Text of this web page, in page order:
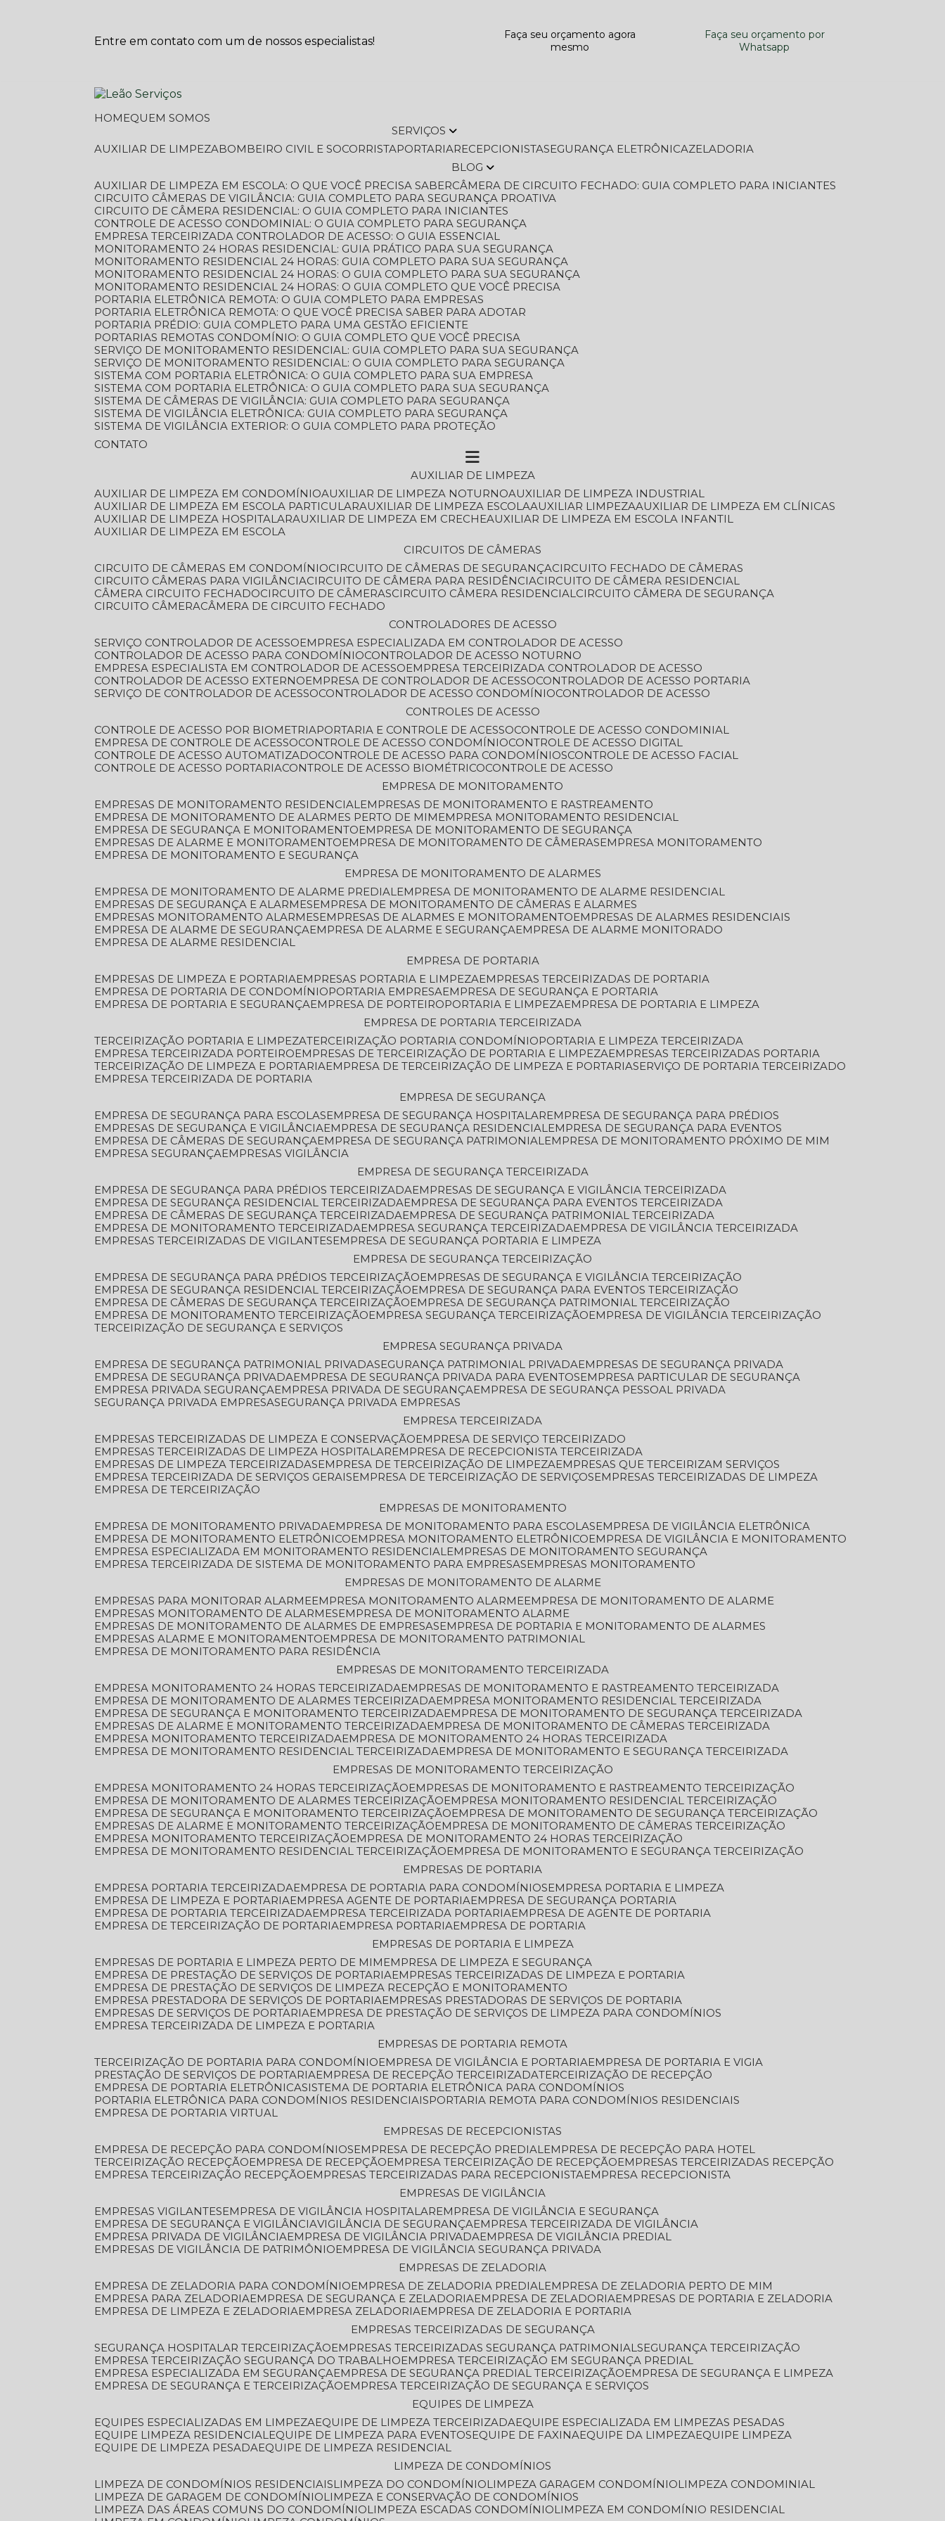
Entre em contato com um de nossos especialistas!
Faça seu orçamento agora
mesmo
Faça seu orçamento por
Whatsapp
HOME
QUEM SOMOS
SERVIÇOS
AUXILIAR DE LIMPEZA
BOMBEIRO CIVIL E SOCORRISTA PORTARIA RECEPCIONISTA SEGURANÇA ELETRÔNICA
ZELADORIA
BLOG
AUXILIAR DE LIMPEZA EM ESCOLA: O QUE VOCÊ PRECISA SABER
CÂMERA DE CIRCUITO FECHADO: GUIA COMPLETO PARA INICIANTES
CIRCUITO CÂMERAS DE VIGILÂNCIA: GUIA COMPLETO PARA SEGURANÇA PROATIVA
CIRCUITO DE CÂMERA RESIDENCIAL: O GUIA COMPLETO PARA INICIANTES
CONTROLE DE ACESSO CONDOMINIAL: O GUIA COMPLETO PARA SEGURANÇA
EMPRESA TERCEIRIZADA CONTROLADOR DE ACESSO: O GUIA ESSENCIAL
MONITORAMENTO 24 HORAS RESIDENCIAL: GUIA PRÁTICO PARA SUA SEGURANÇA
MONITORAMENTO RESIDENCIAL 24 HORAS: GUIA COMPLETO PARA SUA SEGURANÇA
MONITORAMENTO RESIDENCIAL 24 HORAS: O GUIA COMPLETO PARA SUA SEGURANÇA
MONITORAMENTO RESIDENCIAL 24 HORAS: O GUIA COMPLETO QUE VOCÊ PRECISA
PORTARIA ELETRÔNICA REMOTA: O GUIA COMPLETO PARA EMPRESAS
PORTARIA ELETRÔNICA REMOTA: O QUE VOCÊ PRECISA SABER PARA ADOTAR
PORTARIA PRÉDIO: GUIA COMPLETO PARA UMA GESTÃO EFICIENTE
PORTARIAS REMOTAS CONDOMÍNIO: O GUIA COMPLETO QUE VOCÊ PRECISA
SERVIÇO DE MONITORAMENTO RESIDENCIAL: GUIA COMPLETO PARA SUA SEGURANÇA
SERVIÇO DE MONITORAMENTO RESIDENCIAL: O GUIA COMPLETO PARA SEGURANÇA
SISTEMA COM PORTARIA ELETRÔNICA: O GUIA COMPLETO PARA SUA EMPRESA
SISTEMA COM PORTARIA ELETRÔNICA: O GUIA COMPLETO PARA SUA SEGURANÇA
SISTEMA DE CÂMERAS DE VIGILÂNCIA: GUIA COMPLETO PARA SEGURANÇA
SISTEMA DE VIGILÂNCIA ELETRÔNICA: GUIA COMPLETO PARA SEGURANÇA
SISTEMA DE VIGILÂNCIA EXTERIOR: O GUIA COMPLETO PARA PROTEÇÃO
CONTATO
AUXILIAR DE LIMPEZA
AUXILIAR DE LIMPEZA EM CONDOMÍNIO
AUXILIAR DE LIMPEZA NOTURNO
AUXILIAR DE LIMPEZA INDUSTRIAL
AUXILIAR DE LIMPEZA EM ESCOLA PARTICULAR
AUXILIAR DE LIMPEZA ESCOLA AUXILIAR LIMPEZA
AUXILIAR DE LIMPEZA EM CLÍNICAS
AUXILIAR DE LIMPEZA HOSPITALAR
AUXILIAR DE LIMPEZA EM CRECHE
AUXILIAR DE LIMPEZA EM ESCOLA INFANTIL
AUXILIAR DE LIMPEZA EM ESCOLA
CIRCUITOS DE CÂMERAS
CIRCUITO DE CÂMERAS EM CONDOMÍNIO
CIRCUITO DE CÂMERAS DE SEGURANÇA
CIRCUITO FECHADO DE CÂMERAS
CIRCUITO CÂMERAS PARA VIGILÂNCIA
CIRCUITO DE CÂMERA PARA RESIDÊNCIA
CIRCUITO DE CÂMERA RESIDENCIAL
CÂMERA CIRCUITO FECHADO
CIRCUITO DE CÂMERAS CIRCUITO CÂMERA RESIDENCIAL
CIRCUITO CÂMERA DE SEGURANÇA
CIRCUITO CÂMERA
CÂMERA DE CIRCUITO FECHADO
CONTROLADORES DE ACESSO
SERVIÇO CONTROLADOR DE ACESSO
EMPRESA ESPECIALIZADA EM CONTROLADOR DE ACESSO
CONTROLADOR DE ACESSO PARA CONDOMÍNIO
CONTROLADOR DE ACESSO NOTURNO
EMPRESA ESPECIALISTA EM CONTROLADOR DE ACESSO
EMPRESA TERCEIRIZADA CONTROLADOR DE ACESSO
CONTROLADOR DE ACESSO EXTERNO
EMPRESA DE CONTROLADOR DE ACESSO
CONTROLADOR DE ACESSO PORTARIA
SERVIÇO DE CONTROLADOR DE ACESSO
CONTROLADOR DE ACESSO CONDOMÍNIO
CONTROLADOR DE ACESSO
CONTROLES DE ACESSO
CONTROLE DE ACESSO POR BIOMETRIA
PORTARIA E CONTROLE DE ACESSO
CONTROLE DE ACESSO CONDOMINIAL
EMPRESA DE CONTROLE DE ACESSO
CONTROLE DE ACESSO CONDOMÍNIO
CONTROLE DE ACESSO DIGITAL
CONTROLE DE ACESSO AUTOMATIZADO
CONTROLE DE ACESSO PARA CONDOMÍNIOS
CONTROLE DE ACESSO FACIAL
CONTROLE DE ACESSO PORTARIA CONTROLE DE ACESSO BIOMÉTRICO
CONTROLE DE ACESSO
EMPRESA DE MONITORAMENTO
EMPRESAS DE MONITORAMENTO RESIDENCIAL
EMPRESAS DE MONITORAMENTO E RASTREAMENTO
EMPRESA DE MONITORAMENTO DE ALARMES PERTO DE MIM
EMPRESA MONITORAMENTO RESIDENCIAL
EMPRESA DE SEGURANÇA E MONITORAMENTO
EMPRESA DE MONITORAMENTO DE SEGURANÇA
EMPRESAS DE ALARME E MONITORAMENTO
EMPRESA DE MONITORAMENTO DE CÂMERAS
EMPRESA MONITORAMENTO
EMPRESA DE MONITORAMENTO E SEGURANÇA
EMPRESA DE MONITORAMENTO DE ALARMES
EMPRESA DE MONITORAMENTO DE ALARME PREDIAL
EMPRESA DE MONITORAMENTO DE ALARME RESIDENCIAL
EMPRESAS DE SEGURANÇA E ALARMES
EMPRESA DE MONITORAMENTO DE CÂMERAS E ALARMES
EMPRESAS MONITORAMENTO ALARMES
EMPRESAS DE ALARMES E MONITORAMENTO
EMPRESAS DE ALARMES RESIDENCIAIS
EMPRESA DE ALARME DE SEGURANÇA
EMPRESA DE ALARME E SEGURANÇA
EMPRESA DE ALARME MONITORADO
EMPRESA DE ALARME RESIDENCIAL
EMPRESA DE PORTARIA
EMPRESAS DE LIMPEZA E PORTARIA
EMPRESAS PORTARIA E LIMPEZA
EMPRESAS TERCEIRIZADAS DE PORTARIA
EMPRESA DE PORTARIA DE CONDOMÍNIO
PORTARIA EMPRESA
EMPRESA DE SEGURANÇA E PORTARIA
EMPRESA DE PORTARIA E SEGURANÇA
EMPRESA DE PORTEIRO PORTARIA E LIMPEZA
EMPRESA DE PORTARIA E LIMPEZA
EMPRESA DE PORTARIA TERCEIRIZADA
TERCEIRIZAÇÃO PORTARIA E LIMPEZA TERCEIRIZAÇÃO PORTARIA CONDOMÍNIO
PORTARIA E LIMPEZA TERCEIRIZADA
EMPRESA TERCEIRIZADA PORTEIRO
EMPRESAS DE TERCEIRIZAÇÃO DE PORTARIA E LIMPEZA
EMPRESAS TERCEIRIZADAS PORTARIA
TERCEIRIZAÇÃO DE LIMPEZA E PORTARIA
EMPRESA DE TERCEIRIZAÇÃO DE LIMPEZA E PORTARIA SERVIÇO DE PORTARIA TERCEIRIZADO
EMPRESA TERCEIRIZADA DE PORTARIA
EMPRESA DE SEGURANÇA
EMPRESA DE SEGURANÇA PARA ESCOLAS
EMPRESA DE SEGURANÇA HOSPITALAR
EMPRESA DE SEGURANÇA PARA PRÉDIOS
EMPRESAS DE SEGURANÇA E VIGILÂNCIA
EMPRESA DE SEGURANÇA RESIDENCIAL
EMPRESA DE SEGURANÇA PARA EVENTOS
EMPRESA DE CÂMERAS DE SEGURANÇA
EMPRESA DE SEGURANÇA PATRIMONIAL
EMPRESA DE MONITORAMENTO PRÓXIMO DE MIM
EMPRESA SEGURANÇA
EMPRESAS VIGILÂNCIA
EMPRESA DE SEGURANÇA TERCEIRIZADA
EMPRESA DE SEGURANÇA PARA PRÉDIOS TERCEIRIZADA
EMPRESAS DE SEGURANÇA E VIGILÂNCIA TERCEIRIZADA
EMPRESA DE SEGURANÇA RESIDENCIAL TERCEIRIZADA
EMPRESA DE SEGURANÇA PARA EVENTOS TERCEIRIZADA
EMPRESA DE CÂMERAS DE SEGURANÇA TERCEIRIZADA
EMPRESA DE SEGURANÇA PATRIMONIAL TERCEIRIZADA
EMPRESA DE MONITORAMENTO TERCEIRIZADA
EMPRESA SEGURANÇA TERCEIRIZADA
EMPRESA DE VIGILÂNCIA TERCEIRIZADA
EMPRESAS TERCEIRIZADAS DE VIGILANTES
EMPRESA DE SEGURANÇA PORTARIA E LIMPEZA
EMPRESA DE SEGURANÇA TERCEIRIZAÇÃO
EMPRESA DE SEGURANÇA PARA PRÉDIOS TERCEIRIZAÇÃO
EMPRESAS DE SEGURANÇA E VIGILÂNCIA TERCEIRIZAÇÃO
EMPRESA DE SEGURANÇA RESIDENCIAL TERCEIRIZAÇÃO
EMPRESA DE SEGURANÇA PARA EVENTOS TERCEIRIZAÇÃO
EMPRESA DE CÂMERAS DE SEGURANÇA TERCEIRIZAÇÃO
EMPRESA DE SEGURANÇA PATRIMONIAL TERCEIRIZAÇÃO
EMPRESA DE MONITORAMENTO TERCEIRIZAÇÃO
EMPRESA SEGURANÇA TERCEIRIZAÇÃO
EMPRESA DE VIGILÂNCIA TERCEIRIZAÇÃO
TERCEIRIZAÇÃO DE SEGURANÇA E SERVIÇOS
EMPRESA SEGURANÇA PRIVADA
EMPRESA DE SEGURANÇA PATRIMONIAL PRIVADA SEGURANÇA PATRIMONIAL PRIVADA
EMPRESAS DE SEGURANÇA PRIVADA
EMPRESA DE SEGURANÇA PRIVADA
EMPRESA DE SEGURANÇA PRIVADA PARA EVENTOS
EMPRESA PARTICULAR DE SEGURANÇA
EMPRESA PRIVADA SEGURANÇA
EMPRESA PRIVADA DE SEGURANÇA
EMPRESA DE SEGURANÇA PESSOAL PRIVADA
SEGURANÇA PRIVADA EMPRESA SEGURANÇA PRIVADA EMPRESAS
EMPRESA TERCEIRIZADA
EMPRESAS TERCEIRIZADAS DE LIMPEZA E CONSERVAÇÃO
EMPRESA DE SERVIÇO TERCEIRIZADO
EMPRESAS TERCEIRIZADAS DE LIMPEZA HOSPITALAR
EMPRESA DE RECEPCIONISTA TERCEIRIZADA
EMPRESAS DE LIMPEZA TERCEIRIZADAS
EMPRESA DE TERCEIRIZAÇÃO DE LIMPEZA
EMPRESAS QUE TERCEIRIZAM SERVIÇOS
EMPRESA TERCEIRIZADA DE SERVIÇOS GERAIS
EMPRESA DE TERCEIRIZAÇÃO DE SERVIÇOS
EMPRESAS TERCEIRIZADAS DE LIMPEZA
EMPRESA DE TERCEIRIZAÇÃO
EMPRESAS DE MONITORAMENTO
EMPRESA DE MONITORAMENTO PRIVADA
EMPRESA DE MONITORAMENTO PARA ESCOLAS
EMPRESA DE VIGILÂNCIA ELETRÔNICA
EMPRESA DE MONITORAMENTO ELETRÔNICO
EMPRESA MONITORAMENTO ELETRÔNICO
EMPRESA DE VIGILÂNCIA E MONITORAMENTO
EMPRESA ESPECIALIZADA EM MONITORAMENTO RESIDENCIAL
EMPRESAS DE MONITORAMENTO SEGURANÇA
EMPRESA TERCEIRIZADA DE SISTEMA DE MONITORAMENTO PARA EMPRESAS
EMPRESAS MONITORAMENTO
EMPRESAS DE MONITORAMENTO DE ALARME
EMPRESAS PARA MONITORAR ALARME
EMPRESA MONITORAMENTO ALARME
EMPRESA DE MONITORAMENTO DE ALARME
EMPRESAS MONITORAMENTO DE ALARMES
EMPRESA DE MONITORAMENTO ALARME
EMPRESAS DE MONITORAMENTO DE ALARMES DE EMPRESAS
EMPRESA DE PORTARIA E MONITORAMENTO DE ALARMES
EMPRESAS ALARME E MONITORAMENTO
EMPRESA DE MONITORAMENTO PATRIMONIAL
EMPRESA DE MONITORAMENTO PARA RESIDÊNCIA
EMPRESAS DE MONITORAMENTO TERCEIRIZADA
EMPRESA MONITORAMENTO 24 HORAS TERCEIRIZADA
EMPRESAS DE MONITORAMENTO E RASTREAMENTO TERCEIRIZADA
EMPRESA DE MONITORAMENTO DE ALARMES TERCEIRIZADA
EMPRESA MONITORAMENTO RESIDENCIAL TERCEIRIZADA
EMPRESA DE SEGURANÇA E MONITORAMENTO TERCEIRIZADA
EMPRESA DE MONITORAMENTO DE SEGURANÇA TERCEIRIZADA
EMPRESAS DE ALARME E MONITORAMENTO TERCEIRIZADA
EMPRESA DE MONITORAMENTO DE CÂMERAS TERCEIRIZADA
EMPRESA MONITORAMENTO TERCEIRIZADA
EMPRESA DE MONITORAMENTO 24 HORAS TERCEIRIZADA
EMPRESA DE MONITORAMENTO RESIDENCIAL TERCEIRIZADA
EMPRESA DE MONITORAMENTO E SEGURANÇA TERCEIRIZADA
EMPRESAS DE MONITORAMENTO TERCEIRIZAÇÃO
EMPRESA MONITORAMENTO 24 HORAS TERCEIRIZAÇÃO
EMPRESAS DE MONITORAMENTO E RASTREAMENTO TERCEIRIZAÇÃO
EMPRESA DE MONITORAMENTO DE ALARMES TERCEIRIZAÇÃO
EMPRESA MONITORAMENTO RESIDENCIAL TERCEIRIZAÇÃO
EMPRESA DE SEGURANÇA E MONITORAMENTO TERCEIRIZAÇÃO
EMPRESA DE MONITORAMENTO DE SEGURANÇA TERCEIRIZAÇÃO
EMPRESAS DE ALARME E MONITORAMENTO TERCEIRIZAÇÃO
EMPRESA DE MONITORAMENTO DE CÂMERAS TERCEIRIZAÇÃO
EMPRESA MONITORAMENTO TERCEIRIZAÇÃO
EMPRESA DE MONITORAMENTO 24 HORAS TERCEIRIZAÇÃO
EMPRESA DE MONITORAMENTO RESIDENCIAL TERCEIRIZAÇÃO
EMPRESA DE MONITORAMENTO E SEGURANÇA TERCEIRIZAÇÃO
EMPRESAS DE PORTARIA
EMPRESA PORTARIA TERCEIRIZADA
EMPRESA DE PORTARIA PARA CONDOMÍNIOS
EMPRESA PORTARIA E LIMPEZA
EMPRESA DE LIMPEZA E PORTARIA
EMPRESA AGENTE DE PORTARIA
EMPRESA DE SEGURANÇA PORTARIA
EMPRESA DE PORTARIA TERCEIRIZADA
EMPRESA TERCEIRIZADA PORTARIA
EMPRESA DE AGENTE DE PORTARIA
EMPRESA DE TERCEIRIZAÇÃO DE PORTARIA
EMPRESA PORTARIA
EMPRESA DE PORTARIA
EMPRESAS DE PORTARIA E LIMPEZA
EMPRESAS DE PORTARIA E LIMPEZA PERTO DE MIM
EMPRESA DE LIMPEZA E SEGURANÇA
EMPRESA DE PRESTAÇÃO DE SERVIÇOS DE PORTARIA
EMPRESAS TERCEIRIZADAS DE LIMPEZA E PORTARIA
EMPRESA DE PRESTAÇÃO DE SERVIÇOS DE LIMPEZA RECEPÇÃO E MONITORAMENTO
EMPRESA PRESTADORA DE SERVIÇOS DE PORTARIA
EMPRESAS PRESTADORAS DE SERVIÇOS DE PORTARIA
EMPRESAS DE SERVIÇOS DE PORTARIA
EMPRESA DE PRESTAÇÃO DE SERVIÇOS DE LIMPEZA PARA CONDOMÍNIOS
EMPRESA TERCEIRIZADA DE LIMPEZA E PORTARIA
EMPRESAS DE PORTARIA REMOTA
TERCEIRIZAÇÃO DE PORTARIA PARA CONDOMÍNIO
EMPRESA DE VIGILÂNCIA E PORTARIA
EMPRESA DE PORTARIA E VIGIA
PRESTAÇÃO DE SERVIÇOS DE PORTARIA
EMPRESA DE RECEPÇÃO TERCEIRIZADA TERCEIRIZAÇÃO DE RECEPÇÃO
EMPRESA DE PORTARIA ELETRÔNICA SISTEMA DE PORTARIA ELETRÔNICA PARA CONDOMÍNIOS
PORTARIA ELETRÔNICA PARA CONDOMÍNIOS RESIDENCIAIS
PORTARIA REMOTA PARA CONDOMÍNIOS RESIDENCIAIS
EMPRESA DE PORTARIA VIRTUAL
EMPRESAS DE RECEPCIONISTAS
EMPRESA DE RECEPÇÃO PARA CONDOMÍNIOS
EMPRESA DE RECEPÇÃO PREDIAL
EMPRESA DE RECEPÇÃO PARA HOTEL
TERCEIRIZAÇÃO RECEPÇÃO
EMPRESA DE RECEPÇÃO EMPRESA TERCEIRIZAÇÃO DE RECEPÇÃO
EMPRESAS TERCEIRIZADAS RECEPÇÃO
EMPRESA TERCEIRIZAÇÃO RECEPÇÃO
EMPRESAS TERCEIRIZADAS PARA RECEPCIONISTA
EMPRESA RECEPCIONISTA
EMPRESAS DE VIGILÂNCIA
EMPRESAS VIGILANTES
EMPRESA DE VIGILÂNCIA HOSPITALAR
EMPRESA DE VIGILÂNCIA E SEGURANÇA
EMPRESA DE SEGURANÇA E VIGILÂNCIA VIGILÂNCIA DE SEGURANÇA
EMPRESA TERCEIRIZADA DE VIGILÂNCIA
EMPRESA PRIVADA DE VIGILÂNCIA
EMPRESA DE VIGILÂNCIA PRIVADA
EMPRESA DE VIGILÂNCIA PREDIAL
EMPRESAS DE VIGILÂNCIA DE PATRIMÔNIO
EMPRESA DE VIGILÂNCIA SEGURANÇA PRIVADA
EMPRESAS DE ZELADORIA
EMPRESA DE ZELADORIA PARA CONDOMÍNIO
EMPRESA DE ZELADORIA PREDIAL
EMPRESA DE ZELADORIA PERTO DE MIM
EMPRESA PARA ZELADORIA
EMPRESA DE SEGURANÇA E ZELADORIA EMPRESA DE ZELADORIA
EMPRESAS DE PORTARIA E ZELADORIA
EMPRESA DE LIMPEZA E ZELADORIA
EMPRESA ZELADORIA
EMPRESA DE ZELADORIA E PORTARIA
EMPRESAS TERCEIRIZADAS DE SEGURANÇA
SEGURANÇA HOSPITALAR TERCEIRIZAÇÃO
EMPRESAS TERCEIRIZADAS SEGURANÇA PATRIMONIAL SEGURANÇA TERCEIRIZAÇÃO
EMPRESA TERCEIRIZAÇÃO SEGURANÇA DO TRABALHO
EMPRESA TERCEIRIZAÇÃO EM SEGURANÇA PREDIAL
EMPRESA ESPECIALIZADA EM SEGURANÇA
EMPRESA DE SEGURANÇA PREDIAL TERCEIRIZAÇÃO
EMPRESA DE SEGURANÇA E LIMPEZA
EMPRESA DE SEGURANÇA E TERCEIRIZAÇÃO
EMPRESA TERCEIRIZAÇÃO DE SEGURANÇA E SERVIÇOS
EQUIPES DE LIMPEZA
EQUIPES ESPECIALIZADAS EM LIMPEZA EQUIPE DE LIMPEZA TERCEIRIZADA EQUIPE ESPECIALIZADA EM LIMPEZAS PESADAS
EQUIPE LIMPEZA RESIDENCIAL EQUIPE DE LIMPEZA PARA EVENTOS EQUIPE DE FAXINA EQUIPE DA LIMPEZA EQUIPE LIMPEZA
EQUIPE DE LIMPEZA PESADA EQUIPE DE LIMPEZA RESIDENCIAL
LIMPEZA DE CONDOMÍNIOS
LIMPEZA DE CONDOMÍNIOS RESIDENCIAIS
LIMPEZA DO CONDOMÍNIO LIMPEZA GARAGEM CONDOMÍNIO
LIMPEZA CONDOMINIAL
LIMPEZA DE GARAGEM DE CONDOMÍNIO
LIMPEZA E CONSERVAÇÃO DE CONDOMÍNIOS
LIMPEZA DAS ÁREAS COMUNS DO CONDOMÍNIO
LIMPEZA ESCADAS CONDOMÍNIO
LIMPEZA EM CONDOMÍNIO RESIDENCIAL